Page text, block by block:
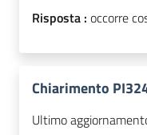
Risposta : occorre
Chiarimento
Ultimo